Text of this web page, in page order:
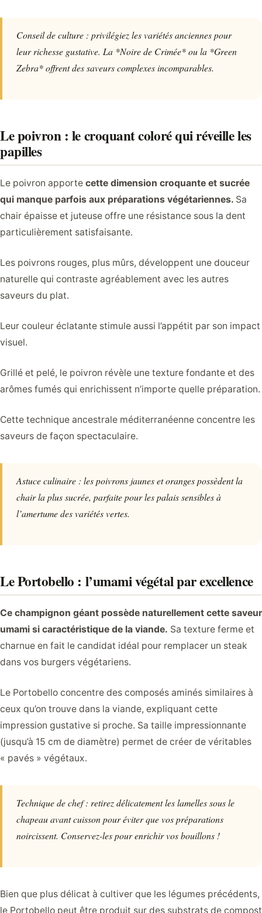
Conseil de culture : privilégiez les variétés anciennes pour
leur richesse gustative. La *Noire de Crimée* ou la *Green
Zebra* offrent des saveurs complexes incomparables.
Le poivron : le croquant coloré qui réveille les
papilles
Le poivron apporte cette dimension croquante et sucrée
qui manque parfois aux préparations végétariennes. Sa
chair épaisse et juteuse offre une résistance sous la dent
particulièrement satisfaisante.
Les poivrons rouges, plus mûrs, développent une douceur
naturelle qui contraste agréablement avec les autres
saveurs du plat.
Leur couleur éclatante stimule aussi l’appétit par son impact
visuel.
Grillé et pelé, le poivron révèle une texture fondante et des
arômes fumés qui enrichissent n’importe quelle préparation.
Cette technique ancestrale méditerranéenne concentre les
saveurs de façon spectaculaire.
Astuce culinaire : les poivrons jaunes et oranges possèdent la
chair la plus sucrée, parfaite pour les palais sensibles à
l’amertume des variétés vertes.
Le Portobello : l’umami végétal par excellence
Ce champignon géant possède naturellement cette saveur
umami si caractéristique de la viande. Sa texture ferme et
charnue en fait le candidat idéal pour remplacer un steak
dans vos burgers végétariens.
Le Portobello concentre des composés aminés similaires à
ceux qu’on trouve dans la viande, expliquant cette
impression gustative si proche. Sa taille impressionnante
(jusqu’à 15 cm de diamètre) permet de créer de véritables
« pavés » végétaux.
Technique de chef : retirez délicatement les lamelles sous le
chapeau avant cuisson pour éviter que vos préparations
noircissent. Conservez-les pour enrichir vos bouillons !
Bien que plus délicat à cultiver que les légumes précédents,
le Portobello peut être produit sur des substrats de compost